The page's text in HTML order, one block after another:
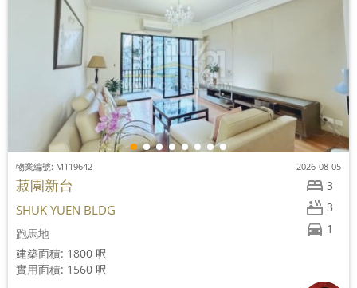
3
3
1
物業編號: M119642 2026-08-05
菽園新台
SHUK YUEN BLDG
跑馬地
建築面積: 1800 呎
實用面積: 1560 呎